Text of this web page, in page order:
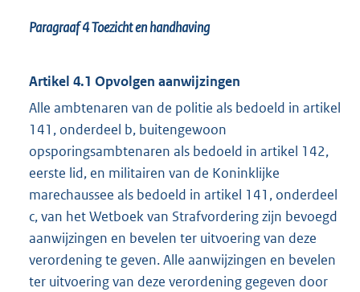
Paragraaf 4Toezicht en handhaving
Artikel 4.1 Opvolgen aanwijzingen
Alle ambtenaren van de politie als bedoeld in artikel
141, onderdeel b, buitengewoon
opsporingsambtenaren als bedoeld in artikel 142,
eerste lid, en militairen van de Koninklijke
marechaussee als bedoeld in artikel 141, onderdeel
c, van het Wetboek van Strafvordering zijn bevoegd
aanwijzingen en bevelen ter uitvoering van deze
verordening te geven. Alle aanwijzingen en bevelen
ter uitvoering van deze verordening gegeven door